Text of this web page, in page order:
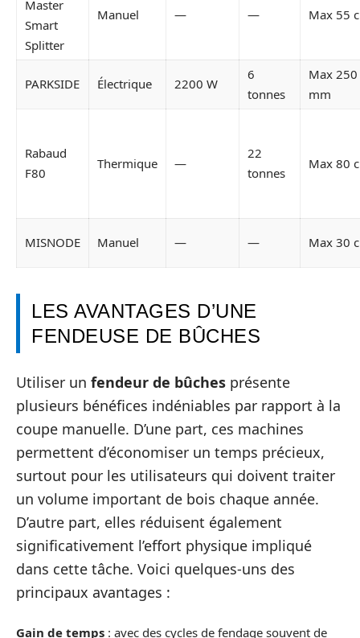
Master
Smart
Splitter
Manuel — — Max 55
PARKSIDE Électrique 2200 W
6
tonnes
Max 250
mm
Rabaud
F80
Thermique —
22
tonnes
Max 80
MISNODE Manuel — — Max 30
LES AVANTAGES D’UNE
FENDEUSE DE BÛCHES
Utiliser un fendeur de bûches présente
plusieurs bénéfices indéniables par rapport à la
coupe manuelle. D’une part, ces machines
permettent d’économiser un temps précieux,
surtout pour les utilisateurs qui doivent traiter
un volume important de bois chaque année.
D’autre part, elles réduisent également
significativement l’effort physique impliqué
dans cette tâche. Voici quelques-uns des
principaux avantages :
Gain de temps : avec des cycles de fendage souvent de